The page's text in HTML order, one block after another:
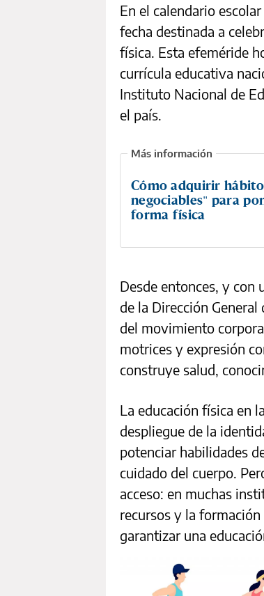
En el calendario
fecha destinada a
física. Esta efeméride
currícula educativa
Instituto Nacional de
el país.
Cómo adquirir
negociables" para
forma física
Desde entonces, y con
de la Dirección General
del movimiento
motrices y expresión
construye salud,
La educación física en
despliegue de la
potenciar habilidades
cuidado del cuerpo.
acceso: en muchas
recursos y la
garantizar una